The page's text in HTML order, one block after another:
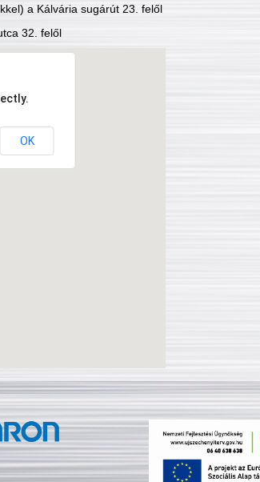
a Kálvária sugárút 23. felől
32. felől
OK